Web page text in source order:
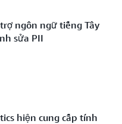
ngôn ngữ tiếng Tây
sửa PII
hiện cung cấp tính